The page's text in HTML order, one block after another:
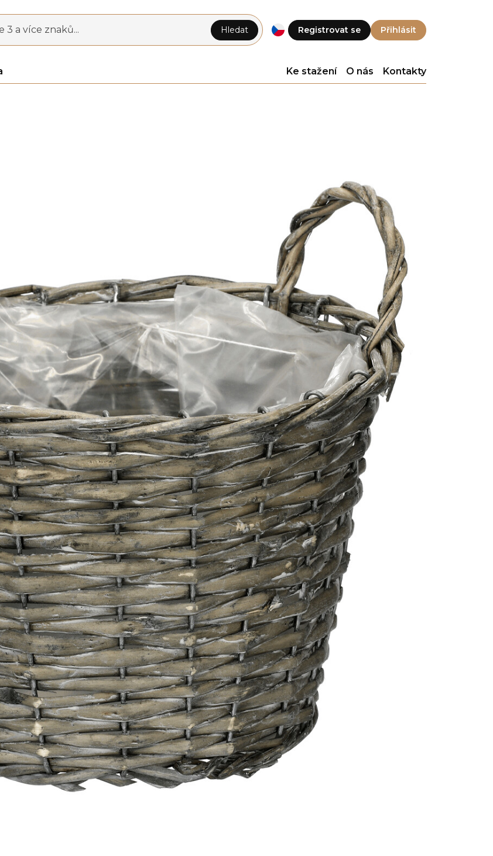
Registrovat se Přihlásit
3 a více znaků... Hledat
Ke stažení O nás Kontakty